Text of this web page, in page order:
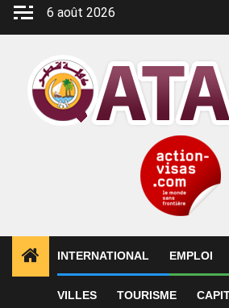
Aller
6 août 2026
INTERNATIONAL EMPLOI
VILLES TOURISME
ALERTES INFO 1 Qatar